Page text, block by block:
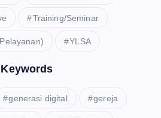
Training/Seminar
YLSA
Keywords
generasi digital gereja